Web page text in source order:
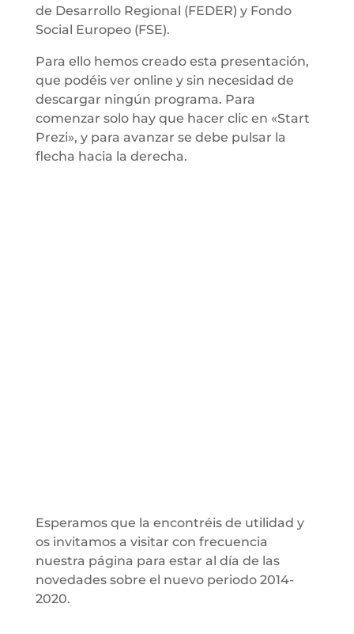
de Desarrollo Regional (FEDER) y Fondo
Social Europeo (FSE).
Para ello hemos creado esta presentación,
que podéis ver online y sin necesidad de
descargar ningún programa. Para
comenzar solo hay que hacer clic en «Start
Prezi», y para avanzar se debe pulsar la
flecha hacia la derecha.
Esperamos que la encontréis de utilidad y
os invitamos a visitar con frecuencia
nuestra página para estar al día de las
novedades sobre el nuevo periodo 2014-
2020.